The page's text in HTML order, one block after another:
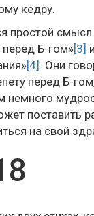
кедру.
простой смысл
перед Б-гом»[3]
[4] . Они
перед Б-
немного
поставить
на свой